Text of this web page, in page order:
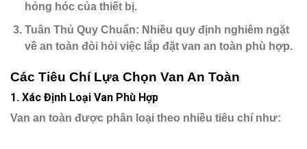
hỏng hóc của thiết bị.
Tuân Thủ Quy Chuẩn: Nhiều quy định nghiêm ngặt
về an toàn đòi hỏi việc lắp đặt van an toàn phù hợp.
Các Tiêu Chí Lựa Chọn Van An Toàn
1. Xác Định Loại Van Phù Hợp
Van an toàn được phân loại theo nhiều tiêu chí như: